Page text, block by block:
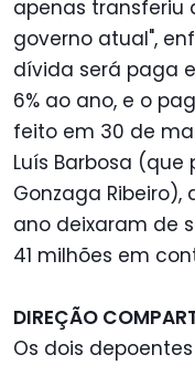
apenas transferiu
governo atual",
dívida será paga
6% ao ano, e o
feito em 30 de
Luís Barbosa
Gonzaga
ano deixaram de
41 milhões em
DIREÇÃO
Os dois